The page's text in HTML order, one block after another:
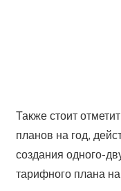
Также стоит
планов на год,
создания одного-
тарифного плана